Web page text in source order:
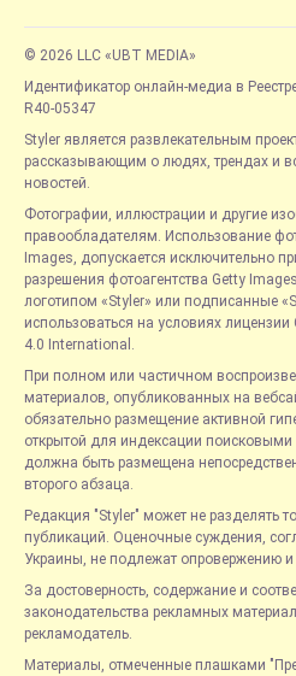
© 2026 LLC «UBT MEDIA»
Идентификатор онлайн-медиа в
R40-05347
Styler является развлекательным
рассказывающим о людях, трендах и
новостей.
Фотографии, иллюстрации и другие
правообладателям. Использование
Images, допускается исключительно
разрешения фотоагентства Getty
логотипом «Styler» или подписанные
использоваться на условиях
4.0 International.
При полном или частичном
материалов, опубликованных на
обязательно размещение активной
открытой для индексации
должна быть размещена
второго абзаца.
Редакция "Styler" может не разделять
публикаций. Оценочные суждения,
Украины, не подлежат опровержению
За достоверность, содержание и
законодательства рекламных
рекламодатель.
Материалы, отмеченные плашками